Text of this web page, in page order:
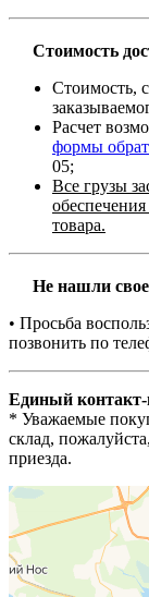
Стоимость
Стоимость,
Расчет
формы
05;
Все грузы
товара.
Не нашли
• Просьба
позвонить по
Единый контакт-
* Уважаемые
склад,
приезда.